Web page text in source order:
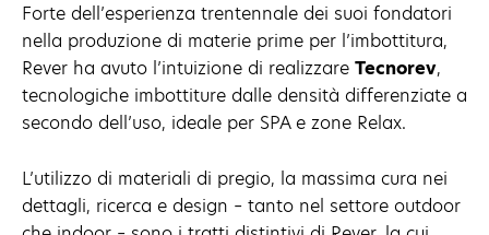
Forte dell’esperienza trentennale dei suoi fondatori
nella produzione di materie prime per l’imbottitura,
Rever ha avuto l’intuizione di realizzare Tecnorev,
tecnologiche imbottiture dalle densità differenziate a
secondo dell’uso, ideale per SPA e zone Relax.
L’utilizzo di materiali di pregio, la massima cura nei
dettagli, ricerca e design – tanto nel settore outdoor